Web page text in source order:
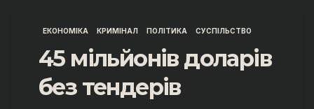
ЕКОНОМІКА КРИМІНАЛ ПОЛІТИКА СУСПІЛЬСТВО
45 мільйонів доларів
без тендерів